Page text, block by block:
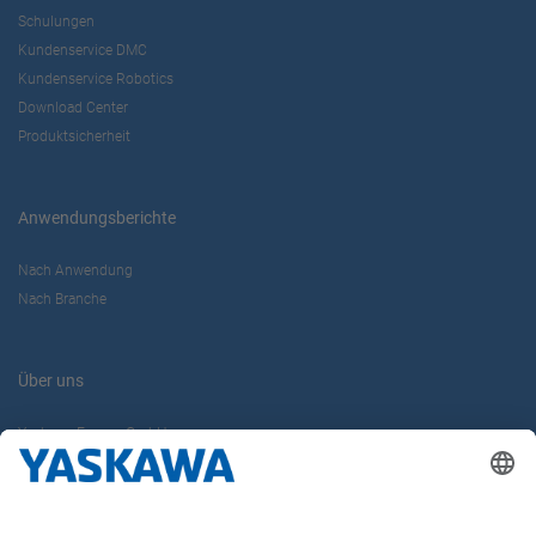
Schulungen
Kundenservice DMC
Kundenservice Robotics
Download Center
Produktsicherheit
Anwendungsberichte
Nach Anwendung
Nach Branche
Über uns
Yaskawa Europe GmbH
Karriere